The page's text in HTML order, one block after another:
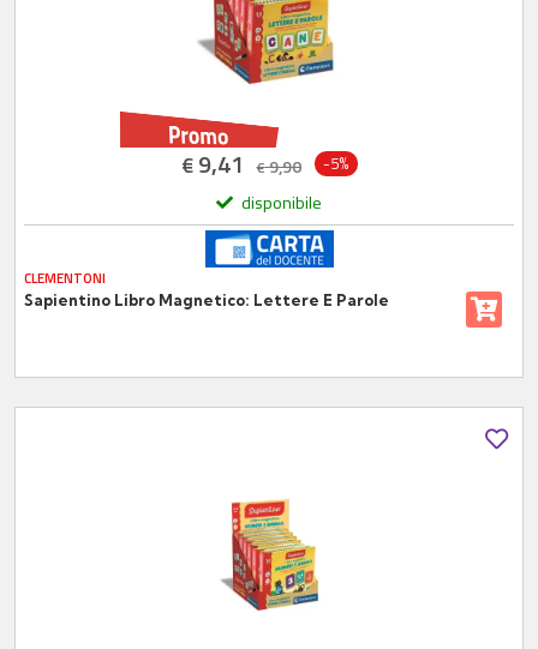
€9,41 €9,90 -5%
disponibile
CLEMENTONI
Sapientino Libro Magnetico: Lettere E Parole